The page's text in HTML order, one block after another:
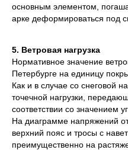
основным элементом,
арке деформироваться под
5. Ветровая нагрузка
Нормативное значение
Петербурге на единицу
Как и в случае со снеговой
точечной нагрузки,
соответствии со значением
На диаграмме напряжений
верхний пояс и тросы с
преимущественно на